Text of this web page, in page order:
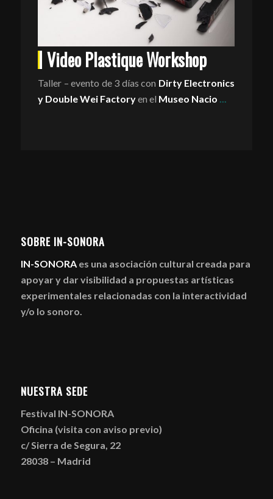
Video Plastique Workshop
Taller – evento de 3 días con Dirty Electronics
y Double Wei Factoryen el Museo Nacio ...
SOBRE IN-SONORA
IN-SONORAes una asociación cultural creada para
apoyar y dar visibilidad a propuestas artísticas
experimentales relacionadas con la interactividad
y/o lo sonoro.
NUESTRA SEDE
Festival IN-SONORA
Oficina (visita con aviso previo)
c/ Sierra de Segura, 22
28038 – Madrid